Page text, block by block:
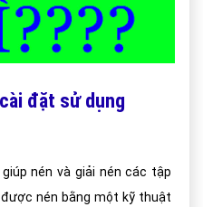
đặt sử dụng
nén và giải nén các tập
nén bằng một kỹ thuật